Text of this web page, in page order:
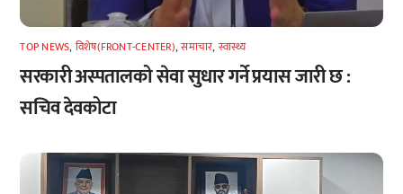
TOP NEWS, विशेष(FRONT-CENTER),समाचार, स्वास्थ्य
सरकारी अस्पतालको सेवा सुधार गर्ने प्रयास जारी छ :
सचिव देवकोटा